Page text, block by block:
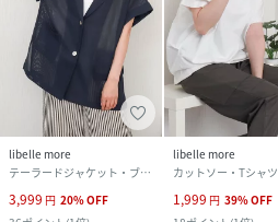
libelle more
テーラードジャケット・ブレザー
3,999 円 20%OFF
libelle more
カットソー・Tシャツ
1,999 円 39%OFF